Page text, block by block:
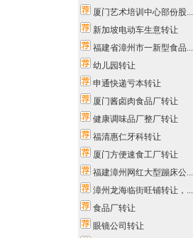
厦门艺术培训中心部份股...
新加坡电动车生意转让
福建省漳州市一新型食品...
幼儿园转让
申通快递亏本转让
厦门酱卤肉食品厂转让
健康调味品厂整厂转让
福清惠仁牙科转让
厦门方便速食工厂转让
福建漳州网红大型蹦床公...
漳州龙海临街旺铺转让，...
食品厂转让
眼镜公司转让